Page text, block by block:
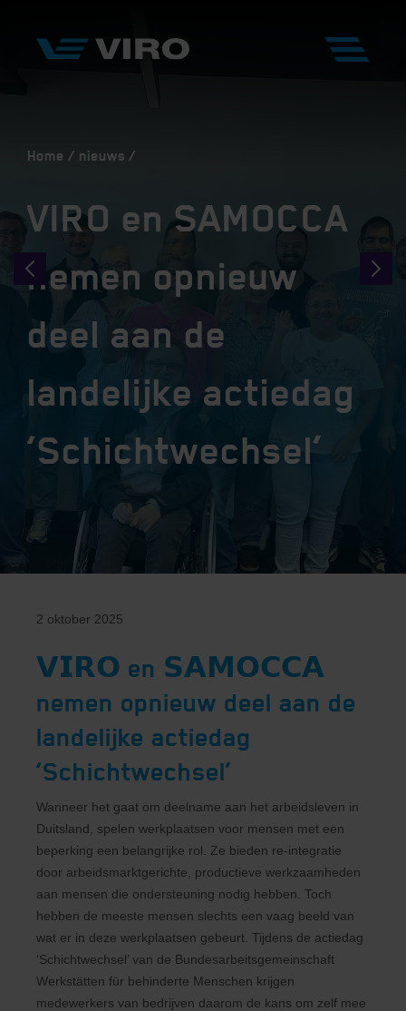
Home nieuws
VIRO en SAMOCCA
nemen opnieuw
deel aan de
landelijke actiedag
‘Schichtwechsel’
2 oktober 2025
𝗩𝗜𝗥𝗢 en 𝗦𝗔𝗠𝗢𝗖𝗖𝗔
nemen opnieuw deel aan de
landelijke actiedag
‘Schichtwechsel’
Wanneer het gaat om deelname aan het arbeidsleven in
Duitsland, spelen werkplaatsen voor mensen met een
beperking een belangrijke rol. Ze bieden re-integratie
door arbeidsmarktgerichte, productieve werkzaamheden
aan mensen die ondersteuning nodig hebben. Toch
hebben de meeste mensen slechts een vaag beeld van
wat er in deze werkplaatsen gebeurt. Tijdens de actiedag
‘Schichtwechsel’ van de Bundesarbeitsgemeinschaft
Werkstätten für behinderte Menschen krijgen
medewerkers van bedrijven daarom de kans om zelf mee